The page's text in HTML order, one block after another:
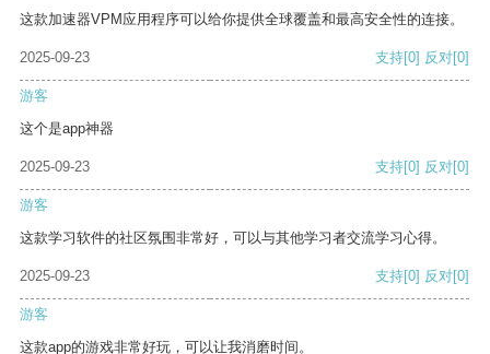
这款加速器VPM应用程序可以给你提供全球覆盖和最高安全性的连接。
2025-09-23 支持[0] 反对[0]
游客
这个是app神器
2025-09-23 支持[0] 反对[0]
游客
这款学习软件的社区氛围非常好，可以与其他学习者交流学习心得。
2025-09-23 支持[0] 反对[0]
游客
这款app的游戏非常好玩，可以让我消磨时间。